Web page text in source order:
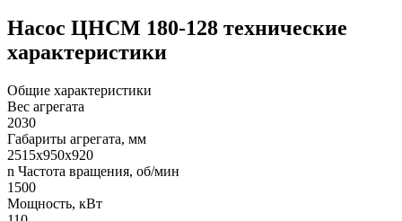
Насос ЦНСМ 180-128 технические
характеристики
Общие характеристики
Вес агрегата
2030
Габариты агрегата, мм
2515х950х920
n Частота вращения, об/мин
1500
Мощность, кВт